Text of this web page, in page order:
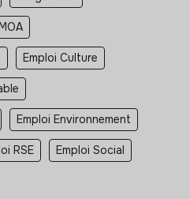
Emploi Culture
Emploi Environnement
RSE Emploi Social